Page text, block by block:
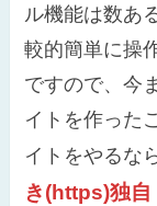
ル機能は数あ
較的簡単に操
ですので、今
イトを作った
イトをやるな
き(https)独自